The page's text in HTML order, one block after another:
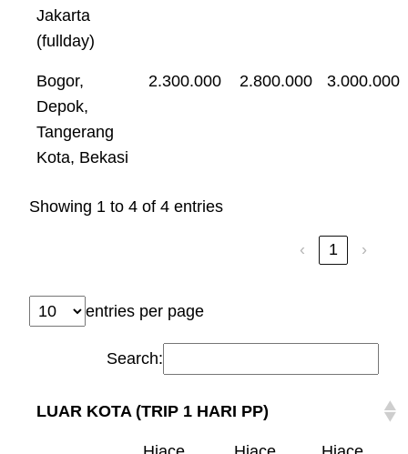
Jakarta
(fullday)
Bogor,
Depok,
Tangerang
Kota, Bekasi
2.300.000 2.800.000 3.000.000
Showing 1 to 4 of 4 entries
‹ 1 ›
entries per page
Search:
LUAR KOTA (TRIP 1 HARI PP)